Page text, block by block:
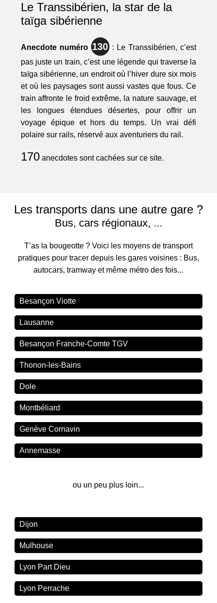
Le Transsibérien, la star de la
taïga sibérienne
Anecdote numéro 130: Le Transsibérien, c’est
pas juste un train, c’est une légende qui traverse la
taïga sibérienne, un endroit où l’hiver dure six mois
et où les paysages sont aussi vastes que fous. Ce
train affronte le froid extrême, la nature sauvage, et
les longues étendues désertes, pour offrir un
voyage épique et hors du temps. Un vrai défi
polaire sur rails, réservé aux aventuriers du rail.
170anecdotes sont cachées sur ce site.
Les transports dans une autre gare ?
Bus, cars régionaux, ...
T’as la bougeotte ? Voici les moyens de transport
pratiques pour tracer depuis les gares voisines : Bus,
autocars, tramway et même métro des fois...
Besançon Viotte
Lausanne
Besançon Franche-Comte TGV
Thonon-les-Bains
Dole
Montbéliard
Genève Cornavin
Annemasse
ou un peu plus loin...
Dijon
Mulhouse
Lyon Part Dieu
Lyon Perrache